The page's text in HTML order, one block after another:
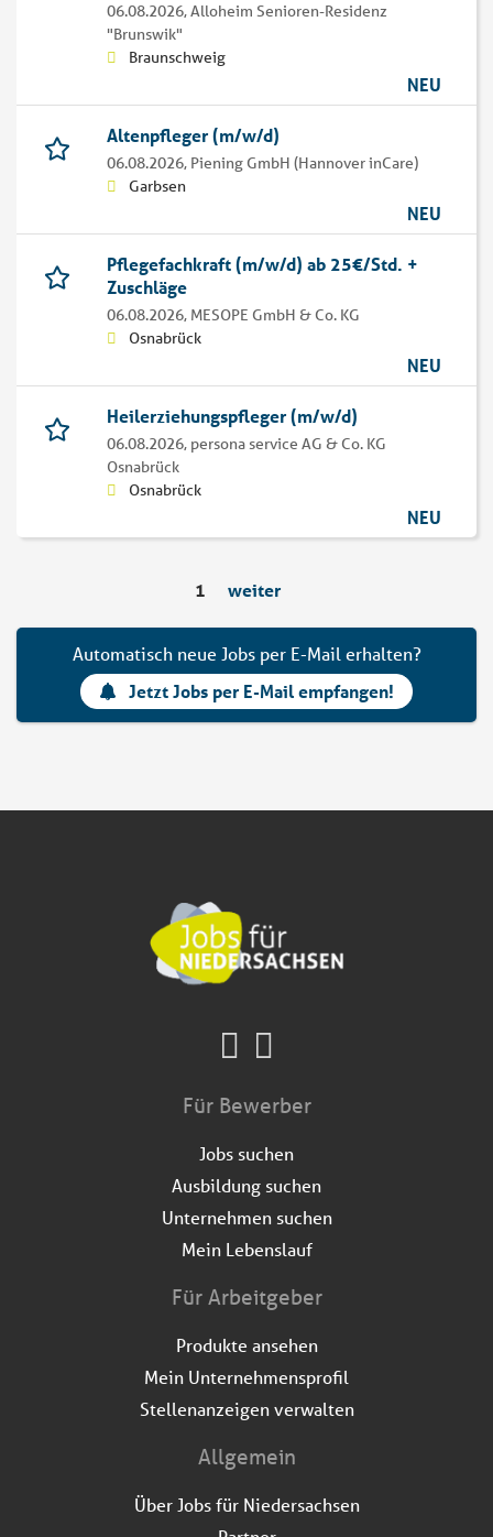
06.08.2026,Alloheim Senioren-Residenz
"Brunswik"
Braunschweig
NEU
Altenpfleger (m/w/d)
06.08.2026, Piening GmbH (Hannover inCare)
Garbsen
NEU
Pflegefachkraft (m/w/d) ab 25€/Std. +
Zuschläge
06.08.2026, MESOPE GmbH & Co. KG
Osnabrück
NEU
Heilerziehungspfleger (m/w/d)
06.08.2026, persona service AG & Co. KG
Osnabrück
Osnabrück
NEU
1 weiter
Automatisch neue Jobs per E-Mail erhalten?
Jetzt Jobs per E-Mail empfangen!
Für Bewerber
Jobs suchen
Ausbildung suchen
Unternehmen suchen
Mein Lebenslauf
Für Arbeitgeber
Produkte ansehen
Mein Unternehmensprofil
Stellenanzeigen verwalten
Allgemein
Über Jobs für Niedersachsen